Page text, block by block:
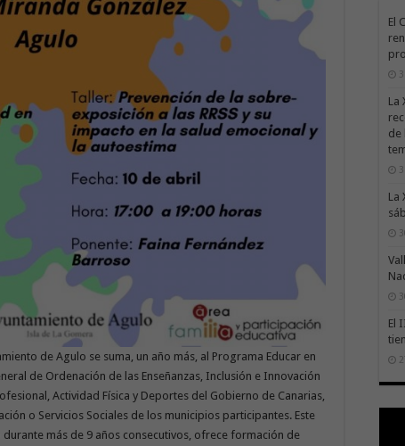
de Agulo se suma, un año más, al Programa Educar en
de Ordenación de las Enseñanzas, Inclusión e Innovación
Actividad Física y Deportes del Gobierno de Canarias,
o Servicios Sociales de los municipios participantes. Este
más de 9 años consecutivos, ofrece formación de
El
La
de
La
El